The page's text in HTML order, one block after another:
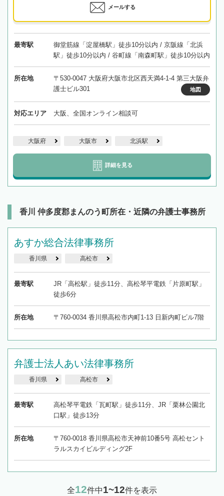
メールする
最寄駅
御堂筋線「淀屋橋駅」徒歩10分以内 / 京阪線「北浜
駅」徒歩10分以内 / 谷町線「南森町駅」徒歩10分以内
所在地
〒530-0047 大阪府大阪市北区西天満4-1-4 第三大阪弁
護士ビル301
地図
対応エリア 大阪、全国オンライン相談可
大阪府 大阪市 北浜駅
詳細を見る
香川 仲多度郡まんのう町所在・近隣の弁護士事務所
あすか総合法律事務所
香川県 高松市
最寄駅
JR「高松駅」徒歩11分、高松琴平電鉄「片原町駅」
徒歩6分
所在地 〒760-0034 香川県高松市内町1-13 日新内町ビル7階
弁護士法人あい法律事務所
香川県 高松市
最寄駅
高松琴平電鉄「瓦町駅」徒歩11分、JR「栗林公園北
口駅」徒歩13分
所在地
〒760-0018 香川県高松市天神前10番5号 高松セント
ラルスカイビルディング2F
全12件中1~12件を表示